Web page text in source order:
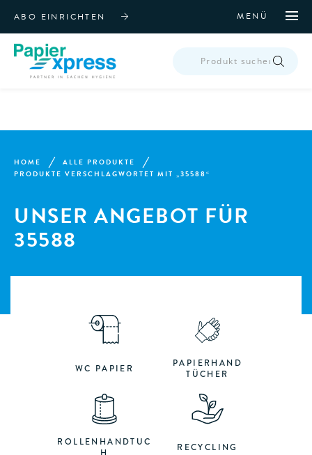
ABO EINRICHTEN MENÜ
SEARCH
HOME
ALLE PRODUKTE
PRODUKTE VERSCHLAGWORTET MIT „35588“
UNSER ANGEBOT FÜR
35588
WC PAPIER
PAPIERHAND
TÜCHER
ROLLENHANDTUC
RECYCLING